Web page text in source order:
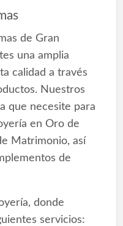
de Gran
una amplia
calidad a través
Nuestros
que necesite para
en Oro de
Matrimonio, así
de
donde
servicios: